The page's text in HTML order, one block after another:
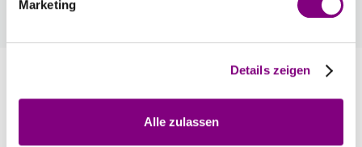
Marketing
Details zeigen
Alle zulassen
automatisch an der Kasse.